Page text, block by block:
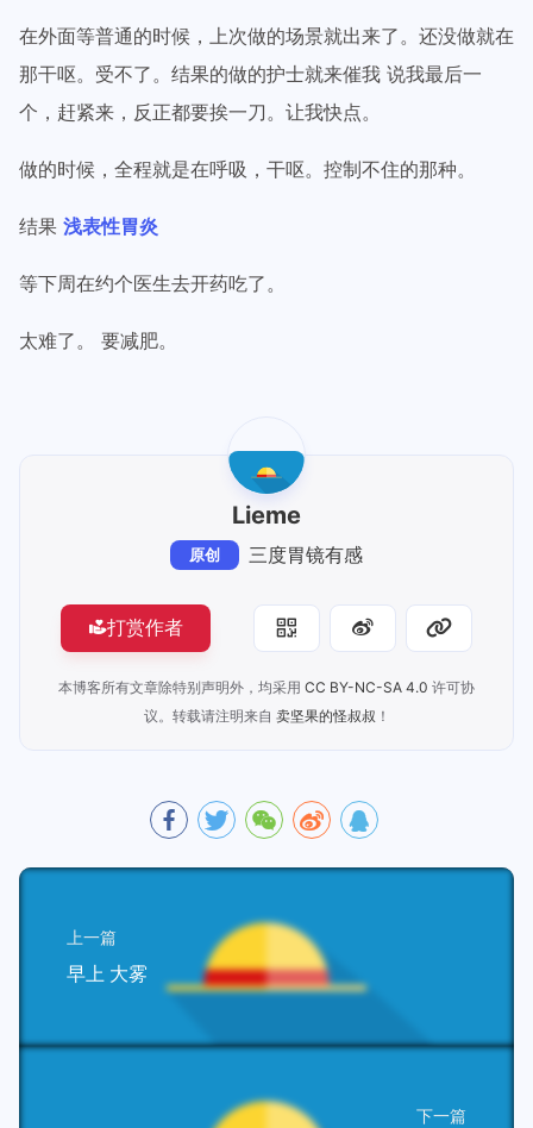
在外面等普通的时候，上次做的场景就出来了。还没做就在
那干呕。受不了。结果的做的护士就来催我 说我最后一
个，赶紧来，反正都要挨一刀。让我快点。
做的时候，全程就是在呼吸，干呕。控制不住的那种。
结果 浅表性胃炎
等下周在约个医生去开药吃了。
太难了。 要减肥。
Lieme
原创 三度胃镜有感
打赏作者
本博客所有文章除特别声明外，均采用 CC BY-NC-SA 4.0 许可协
议。转载请注明来自 卖坚果的怪叔叔 ！
上一篇
早上 大雾
下一篇